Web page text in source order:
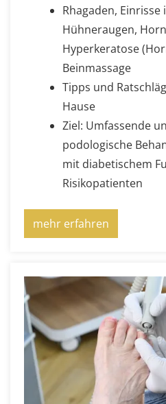
Rhagaden, Einrisse
Hühneraugen,
Hyperkeratose
Beinmassage
Tipps und
Hause
Ziel: Umfassende
podologische
mit diabetischem
Risikopatienten
mehr erfahren